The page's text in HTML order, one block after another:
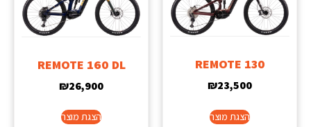
REMOTE 130
₪23,500
הצגת מוצר
REMOTE 160 DL
₪26,900
הצגת מוצר